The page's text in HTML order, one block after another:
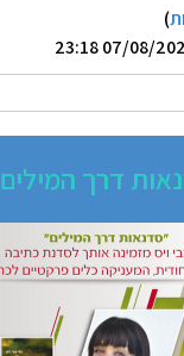
)
דרך המילים